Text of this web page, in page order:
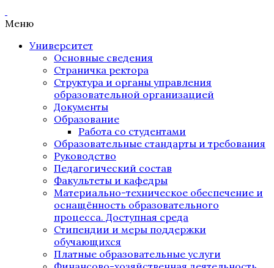
Меню
Университет
Основные сведения
Страничка ректора
Структура и органы управления
образовательной организацией
Документы
Образование
Работа со студентами
Образовательные стандарты и требования
Руководство
Педагогический состав
Факультеты и кафедры
Материально-техническое обеспечение и
оснащённость образовательного
процесса. Доступная среда
Стипендии и меры поддержки
обучающихся
Платные образовательные услуги